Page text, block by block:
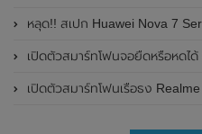
หลุด!! สเปก Huawei Nova 7 Series ก่อนเปิ
เปิดตัวสมาร์ทโฟนจอยืดหรือหดไ
เปิดตัวสมาร์ทโฟนเรือธง Realme GT Master Edition ใ